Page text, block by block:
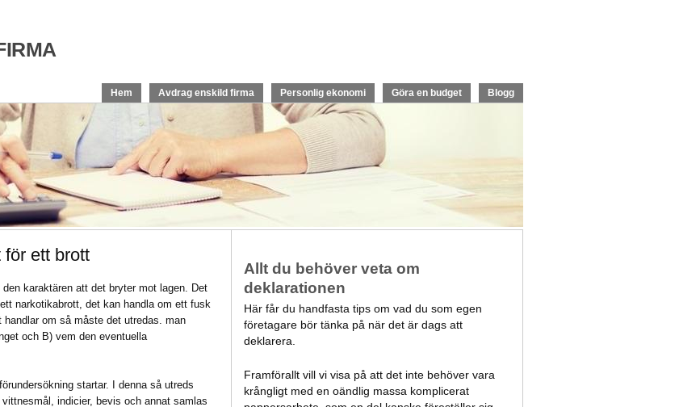
Hem Avdrag enskild firma Personlig ekonomi Göra en budget Blogg
ett brott
karaktären att det bryter mot lagen. Det
narkotikabrott, det kan handla om ett fusk
om så måste det utredas. man
och B) vem den eventuella
startar. I denna så utreds
indicier, bevis och annat samlas
Allt du behöver veta om
deklarationen
Här får du handfasta tips om vad du som egen
företagare bör tänka på när det är dags att
deklarera.
Framförallt vill vi visa på att det inte behöver vara
krångligt med en oändlig massa komplicerat